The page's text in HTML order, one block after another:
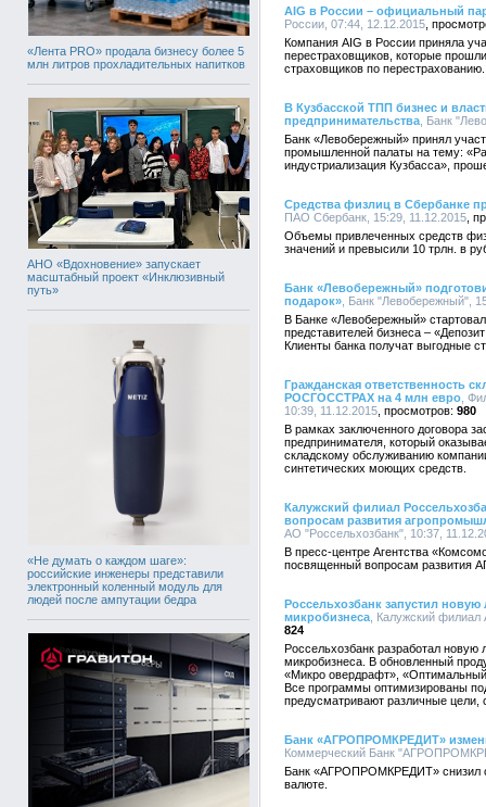
«Лента PRO» продала бизнесу более 5
млн литров прохладительных напитков
АНО «Вдохновение» запускает
масштабный проект «Инклюзивный
путь»
«Не думать о каждом шаге»:
российские инженеры представили
электронный коленный модуль для
людей после ампутации бедра
AIG в России – официальный
России, 07:44, 12.12.2015
Компания AIG в России приняла
перестраховщиков, которые
страховщиков по перестрахованию.
В Кузбасской ТПП бизнес и
предпринимательства , Банк
Банк «Левобережный» принял
промышленной палаты на тему:
индустриализация Кузбасса»,
Средства физлиц в Сбербанке
ПАО Сбербанк, 15:29, 11.12.2015
Объемы привлеченных средств
значений и превысили 10 трлн. в
Банк «Левобережный»
подарок» , Банк "Левобережный",
В Банке «Левобережный»
представителей бизнеса –
Клиенты банка получат выгодные
Гражданская ответственность
РОСГОССТРАХ на 4 млн евро ,
10:39, 11.12.2015
980
В рамках заключенного договора
предпринимателя, который
складскому обслуживанию
синтетических моющих средств.
Калужский филиал
вопросам развития
АО "Россельхозбанк", 10:37,
В пресс-центре Агентства
посвященный вопросам развития
Россельхозбанк запустил
микробизнеса , Калужский
824
Россельхозбанк разработал новую
микробизнеса. В обновленный
«Микро овердрафт»,
Все программы оптимизированы
предусматривают различные цели,
Банк «АГРОПРОМКРЕДИТ»
Коммерческий Банк
Банк «АГРОПРОМКРЕДИТ» снизил
валюте.